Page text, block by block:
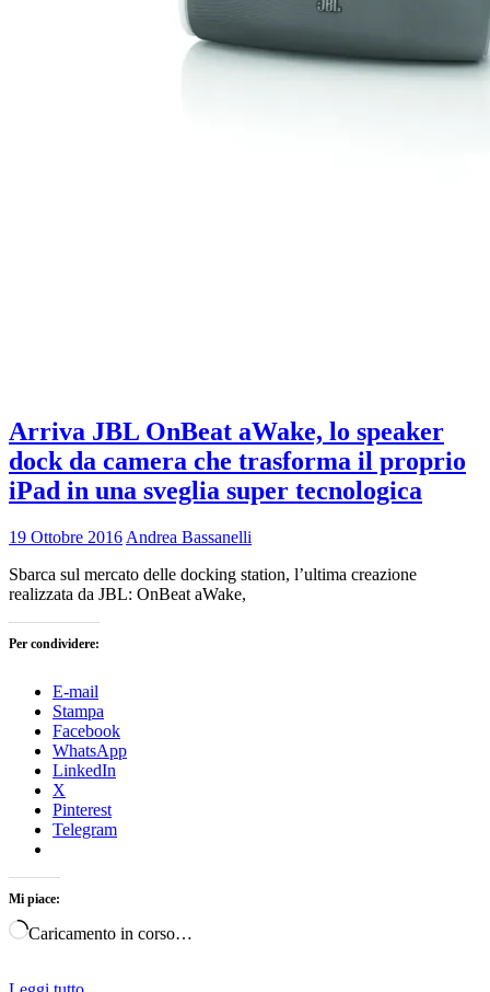
Arriva JBL OnBeat aWake, lo speaker
dock da camera che trasforma il proprio
iPad in una sveglia super tecnologica
19 Ottobre 2016 Andrea Bassanelli
Sbarca sul mercato delle docking station, l’ultima creazione
realizzata da JBL: OnBeat aWake,
Per condividere:
E-mail
Stampa
Facebook
WhatsApp
LinkedIn
X
Pinterest
Telegram
Mi piace:
Caricamento in corso…